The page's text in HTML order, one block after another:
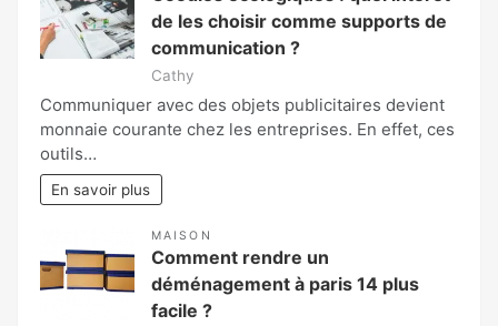
de les choisir comme supports de
communication ?
Cathy
Communiquer avec des objets publicitaires devient
monnaie courante chez les entreprises. En effet, ces
outils…
En savoir plus
MAISON
Comment rendre un
déménagement à paris 14 plus
facile ?